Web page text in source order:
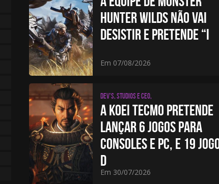
HUNTER WILDS NÃO VAI
DESISTIR E PRETENDE “I
Em 07/08/2026
Dev's, studios e CEO,
A KOEI TECMO PRETENDE
LANÇAR 6 JOGOS PARA
CONSOLES E PC, E 19
D
Em 30/07/2026